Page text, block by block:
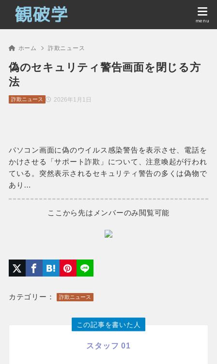
ホーム 詐欺ニュース
偽のセキュリティ警告画面を閉じる方
法
2026年1月1日
詐欺ニュース
パソコン画面に偽のウイルス感染警告を表示させ、電話を
かけさせる「サポート詐欺」について、注意喚起が行われ
ている。突然表示されるセキュリティ警告の多くは偽物で
あり…
ここから先はメンバーのみ閲覧可能
カテゴリー： 詐欺ニュース
この記事を書いた人
スタッフ 01